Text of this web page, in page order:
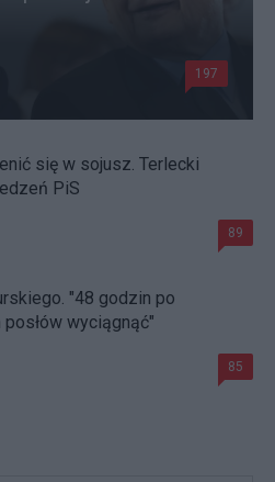
197
się w sojusz. Terlecki
PiS
89
"48 godzin po
wyciągnąć"
85